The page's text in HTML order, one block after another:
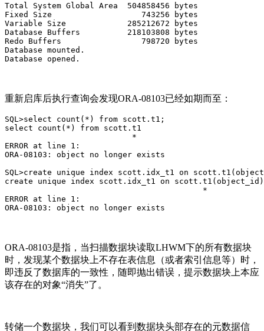
Total System Global Area  504858456 bytes
Fixed Size                   743256 bytes
Variable Size             285212672 bytes
Database Buffers          218103808 bytes
Redo Buffers                 798720 bytes
Database mounted.
Database opened.
重新启库后执行查询会发现ORA-08103已经如期而至：
SQL>select count(*) from scott.t1;
select count(*) from scott.t1
*
ERROR at line 1:
ORA-08103: object no longer exists
SQL>create unique index scott.idx_t1 on
create unique index scott.idx_t1 on scott.t1(object_id)
*
ERROR at line 1:
ORA-08103: object no longer exists
ORA-08103是指，当扫描数据块读取LHWM下的所有数据块
时，发现某个数据块上不存在表信息（或者索引信息等）时，
即违反了数据库的一致性，随即抛出错误，提示数据块上本应
该存在的对象“消失”了。
转储一个数据块，我们可以看到数据块头部存在的元数据信